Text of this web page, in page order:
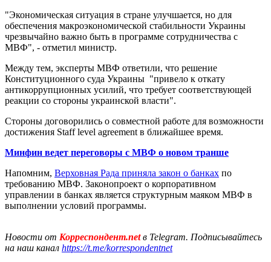
"Экономическая ситуация в стране улучшается, но для
обеспечения макроэкономической стабильности Украины
чрезвычайно важно быть в программе сотрудничества с
МВФ", - отметил министр.
Между тем, эксперты МВФ ответили, что решение
Конституционного суда Украины "привело к откату
антикоррупционных усилий, что требует соответствующей
реакции со стороны украинской власти".
Стороны договорились о совместной работе для возможности
достижения Staff level agreement в ближайшее время.
Минфин ведет переговоры с МВФ о новом транше
Напомним, Верховная Рада приняла закон о банках по
требованию МВФ. Законопроект о корпоративном
управлении в банках является структурным маяком МВФ в
выполнении условий программы.
Новости от Корреспондент.netв Telegram. Подписывайтесь
на наш канал https://t.me/korrespondentnet